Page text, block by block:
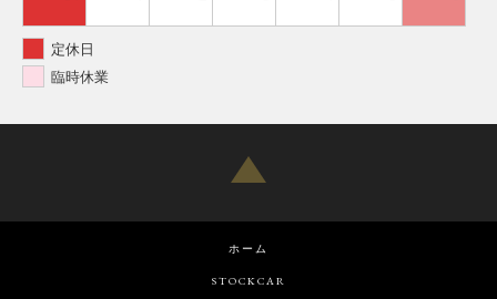
定休日
臨時休業
ホーム
STOCKCAR